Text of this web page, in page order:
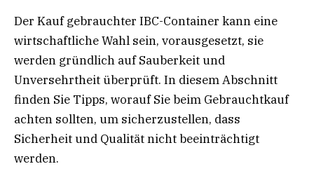
Der Kauf gebrauchter IBC-Container kann eine
wirtschaftliche Wahl sein, vorausgesetzt, sie
werden gründlich auf Sauberkeit und
Unversehrtheit überprüft. In diesem Abschnitt
finden Sie Tipps, worauf Sie beim Gebrauchtkauf
achten sollten, um sicherzustellen, dass
Sicherheit und Qualität nicht beeinträchtigt
werden.